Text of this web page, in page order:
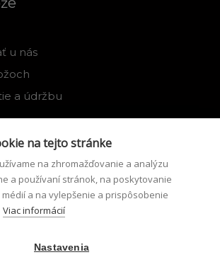
u nás
a údržbu
na tejto stránke
na zhromažďovanie a analýzu
a používaní stránok, na poskytovanie
a na vylepšenie a prispôsobenie
Viac informácií
Nastavenia